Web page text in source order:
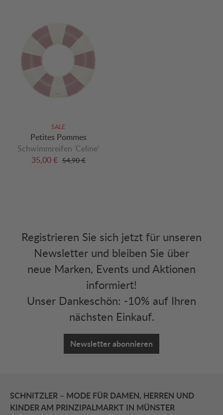
SALE
Petites Pommes
Schwimmreifen 'Celine'
35,00 € 54,90 €
Registrieren Sie sich jetzt für unseren
Newsletter und bleiben Sie über
neue Marken, Events und Aktionen
informiert!
Unser Dankeschön: -10% auf Ihren
nächsten Einkauf.
Newsletter abonnieren
SCHNITZLER – MODE FÜR DAMEN, HERREN UND
KINDER AM PRINZIPALMARKT IN MÜNSTER